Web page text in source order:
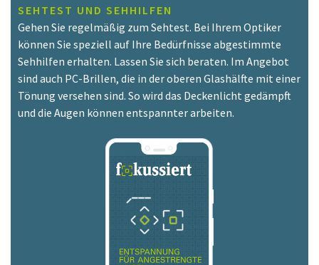
SEHTEST UND SEHHILFEN
Gehen Sie regelmäßig zum Sehtest. Bei Ihrem Optiker
können Sie speziell auf Ihre Bedürfnisse abgestimmte
Sehhilfen erhalten. Lassen Sie sich beraten. Im Angebot
sind auch PC-Brillen, die in der oberen Glashälfte mit einer
Tönung versehen sind. So wird das Deckenlicht gedämpft
und die Augen können entspannter arbeiten.